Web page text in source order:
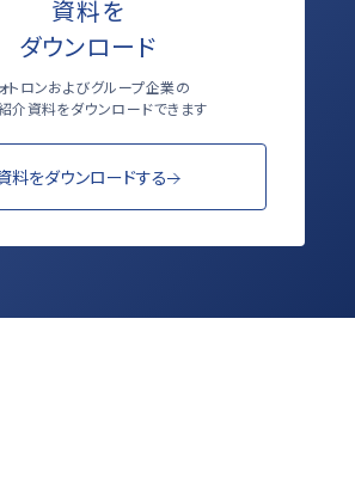
資料を
ダウンロード
トロンおよびグループ企業の
介資料をダウンロードできます
料をダウンロードする